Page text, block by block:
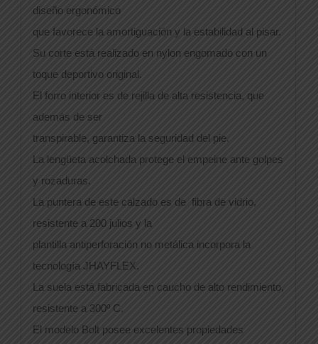
diseño ergonómico
que favorece la amortiguación y la estabilidad al pisar.
Su corte está realizado en nylon engomado con un
toque deportivo original.
El forro interior es de rejilla de alta resistencia, que
además de ser
transpirable, garantiza la seguridad del pie.
La lengüeta acolchada protege el empeine ante golpes
y rozaduras.
La puntera de este calzado es de fibra de vidrio,
resistente a 200 julios y la
plantilla antiperforación no metálica incorpora la
tecnología JHAYFLEX.
La suela está fabricada en caucho de alto rendimiento,
resistente a 300º C.
El modelo Bolt posee excelentes propiedades